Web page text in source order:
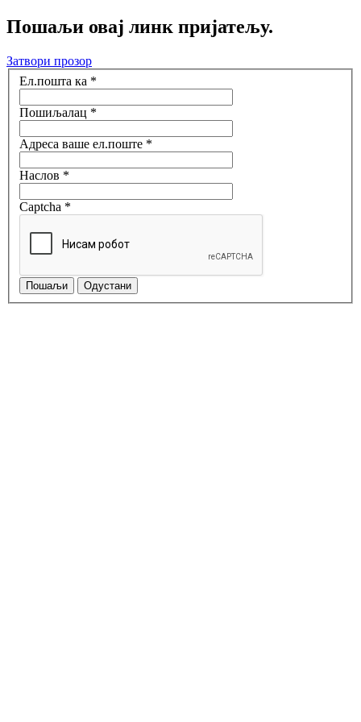
Пошаљи овај линк пријатељу.
Затвори прозор
Ел.пошта ка *
Пошиљалац *
Адреса ваше ел.поште *
Наслов *
Captcha *
Пошаљи Одустани